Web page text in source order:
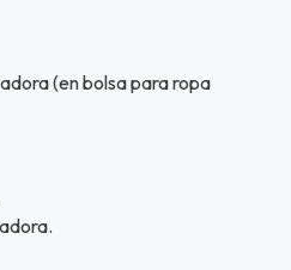
(en bolsa para ropa